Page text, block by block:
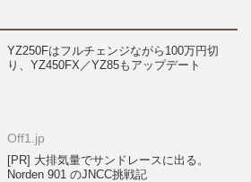
YZ250Fはフルチェンジながら100万円切
り、YZ450FX／YZ85もアップデート
Off1.jp
[PR] 大排気量でサンドレースに出る。
Norden 901 のJNCC挑戦記